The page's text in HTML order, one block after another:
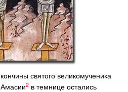
святого великомученика
2 в темнице остались